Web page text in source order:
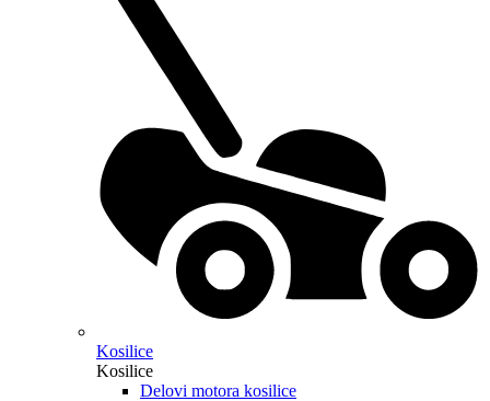
Kosilice
Kosilice
Delovi motora kosilice